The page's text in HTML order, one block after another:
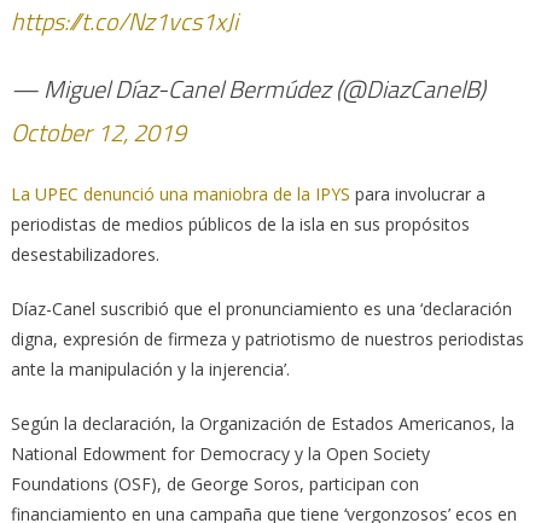
https://t.co/Nz1vcs1xJi
— Miguel Díaz-Canel Bermúdez (@DiazCanelB)
October 12, 2019
La UPEC denunció una maniobra de la IPYS para involucrar a
periodistas de medios públicos de la isla en sus propósitos
desestabilizadores.
Díaz-Canel suscribió que el pronunciamiento es una ‘declaración
digna, expresión de firmeza y patriotismo de nuestros periodistas
ante la manipulación y la injerencia’.
Según la declaración, la Organización de Estados Americanos, la
National Edowment for Democracy y la Open Society
Foundations (OSF), de George Soros, participan con
financiamiento en una campaña que tiene ‘vergonzosos’ ecos en